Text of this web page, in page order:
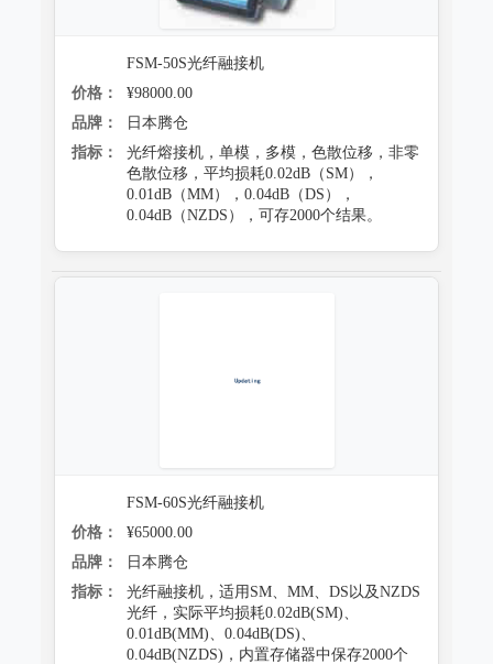
FSM-50S光纤融接机
价格：
¥98000.00
品牌：
日本腾仓
指标：
光纤熔接机，单模，多模，色散位移，非零
色散位移，平均损耗0.02dB（SM），
0.01dB（MM），0.04dB（DS），
0.04dB（NZDS），可存2000个结果。
FSM-60S光纤融接机
价格：
¥65000.00
品牌：
日本腾仓
指标：
光纤融接机，适用SM、MM、DS以及NZDS
光纤，实际平均损耗0.02dB(SM)、
0.01dB(MM)、0.04dB(DS)、
0.04dB(NZDS)，内置存储器中保存2000个